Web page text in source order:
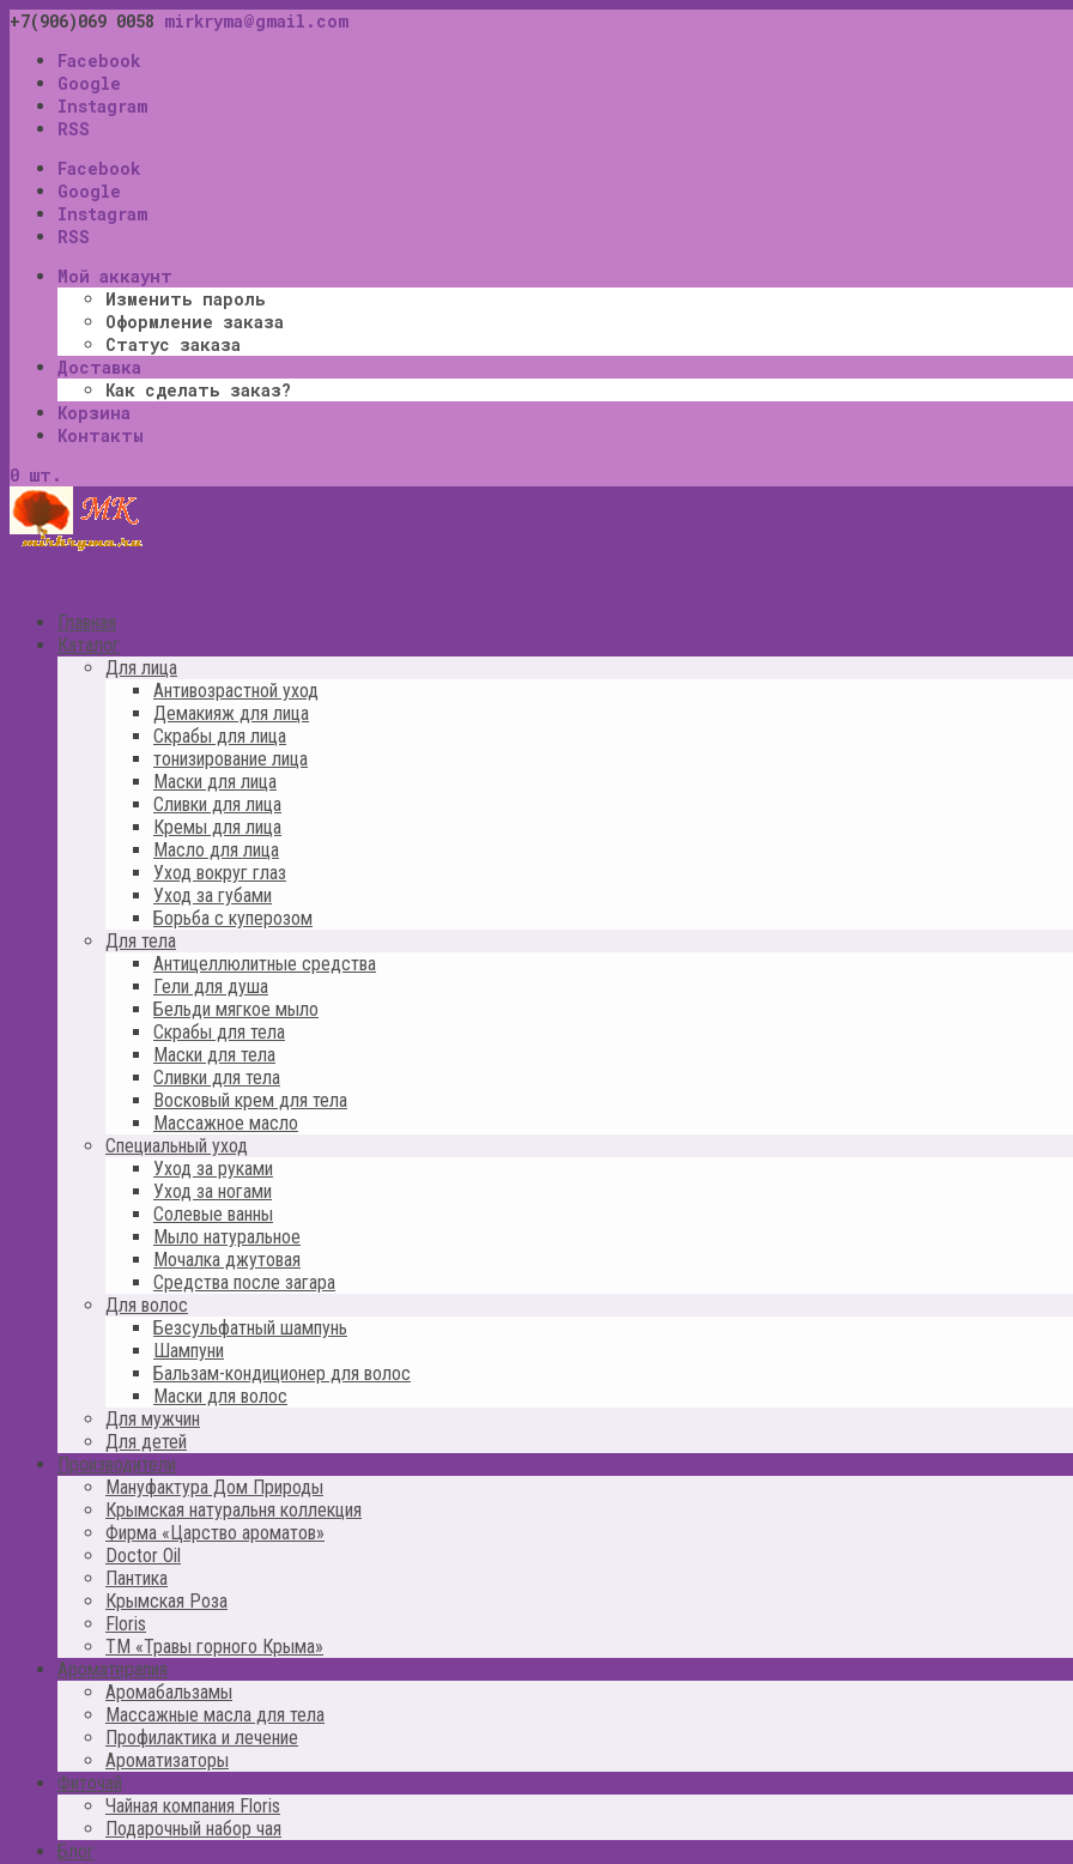
+7(906)069 0058 mirkryma@gmail.com
Facebook
Google
Instagram
RSS
Facebook
Google
Instagram
RSS
Мой аккаунт
Изменить пароль
Оформление заказа
Статус заказа
Доставка
Как сделать заказ?
Корзина
Контакты
0 шт.
Главная
Каталог
Для лица
Антивозрастной уход
Демакияж для лица
Скрабы для лица
тонизирование лица
Маски для лица
Сливки для лица
Кремы для лица
Масло для лица
Уход вокруг глаз
Уход за губами
Борьба с куперозом
Для тела
Антицеллюлитные средства
Гели для душа
Бельди мягкое мыло
Скрабы для тела
Маски для тела
Сливки для тела
Восковый крем для тела
Массажное масло
Специальный уход
Уход за руками
Уход за ногами
Солевые ванны
Мыло натуральное
Мочалка джутовая
Средства после загара
Для волос
Безсульфатный шампунь
Шампуни
Бальзам-кондиционер для волос
Маски для волос
Для мужчин
Для детей
Производители
Мануфактура Дом Природы
Крымская натуральня коллекция
Фирма «Царство ароматов»
Doctor Oil
Пантика
Крымская Роза
Floris
ТМ «Травы горного Крыма»
Ароматерапия
Аромабальзамы
Массажные масла для тела
Профилактика и лечение
Ароматизаторы
Фиточай
Чайная компания Floris
Подарочный набор чая
Блог